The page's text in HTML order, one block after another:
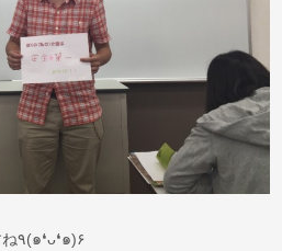
「共感」 大事なスキルですね٩(๑❛ᴗ❛๑)۶